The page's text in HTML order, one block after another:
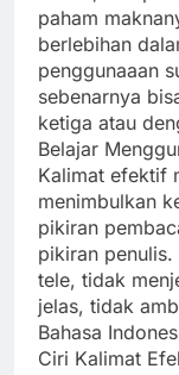
paham
berlebihan
penggunaaan
sebenarnya
ketiga atau
Belajar
Kalimat efektif
menimbulkan
pikiran
pikiran
tele, tidak
jelas, tidak
Bahasa
Ciri Kalimat